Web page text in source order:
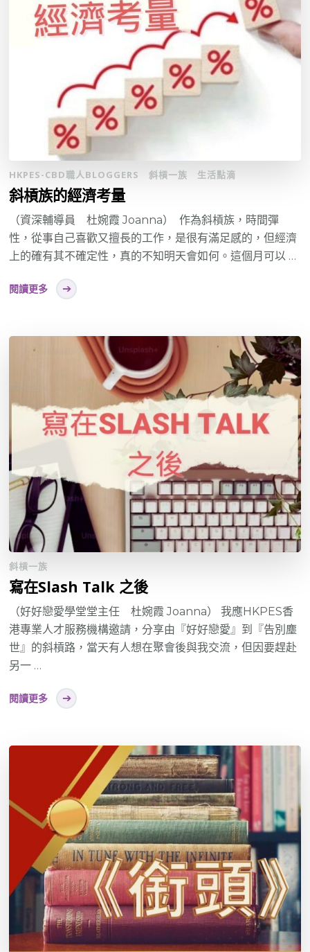
HKPES-CBD職人BLOGGERS 斜槓一族 生活點滴
斜槓族的經濟考量
（資深輔導員 杜婉霞 Joanna） 作為斜槓族，時間彈
性，從事自己喜歡又擅長的工作，是很有滿足感的，但經濟
上的確有其不確定性，真的不知明天會如何。這個月可以 …
閱讀更多
斜槓一族
寫在Slash Talk 之後
（好好戀愛學堂堂主任 杜婉霞 Joanna） 我應HKPES香
港專業人才服務機構邀請，分享由『好好戀愛』到『告別塵
世』的斜槓路，當天有人想在聚會後與我交流，但因要趕赴
另一 …
閱讀更多